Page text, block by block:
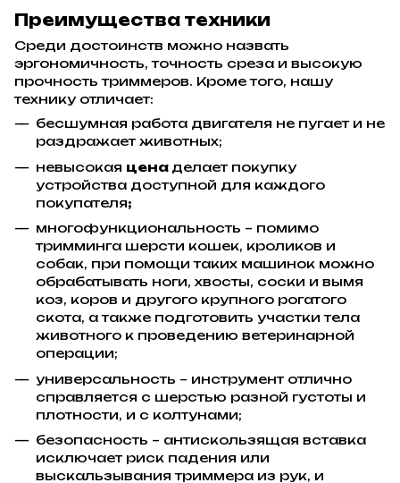
Преимущества техники
Среди достоинств можно назвать
эргономичность, точность среза и высокую
прочность триммеров. Кроме того, нашу
технику отличает:
бесшумная работа двигателя не пугает и не
раздражает животных;
невысокая цена делает покупку
устройства доступной для каждого
покупателя;
многофункциональность – помимо
тримминга шерсти кошек, кроликов и
собак, при помощи таких машинок можно
обрабатывать ноги, хвосты, соски и вымя
коз, коров и другого крупного рогатого
скота, а также подготовить участки тела
животного к проведению ветеринарной
операции;
универсальность – инструмент отлично
справляется с шерстью разной густоты и
плотности, и с колтунами;
безопасность – антискользящая вставка
исключает риск падения или
выскальзывания триммера из рук, и